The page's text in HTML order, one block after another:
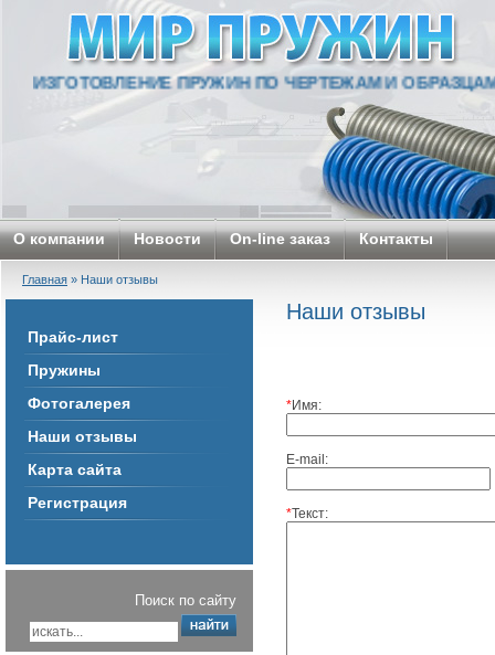
ИЗГОТОВЛЕНИЕ ПРУЖИН ПО ЧЕРТЕЖАМ И ОБРАЗЦАМ.
О компании Новости On-line заказ Контакты
Главная » Наши отзывы
Прайс-лист
Пружины
Фотогалерея
Наши отзывы
Карта сайта
Регистрация
Поиск по сайту
Наши отзывы
*Имя:
E-mail:
*Текст: